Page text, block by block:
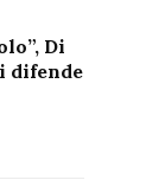
Di
difende